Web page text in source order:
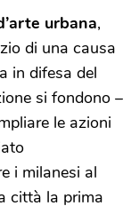
urbana,
di una causa
in difesa del
si fondono –
le azioni
i milanesi al
città la prima